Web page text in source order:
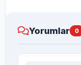
Yorumlar 0